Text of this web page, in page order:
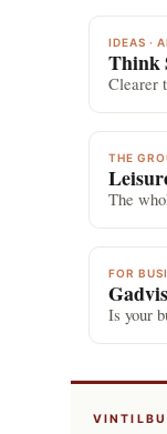
IDEAS · AI
Clearer
THE
The
FOR
Is your